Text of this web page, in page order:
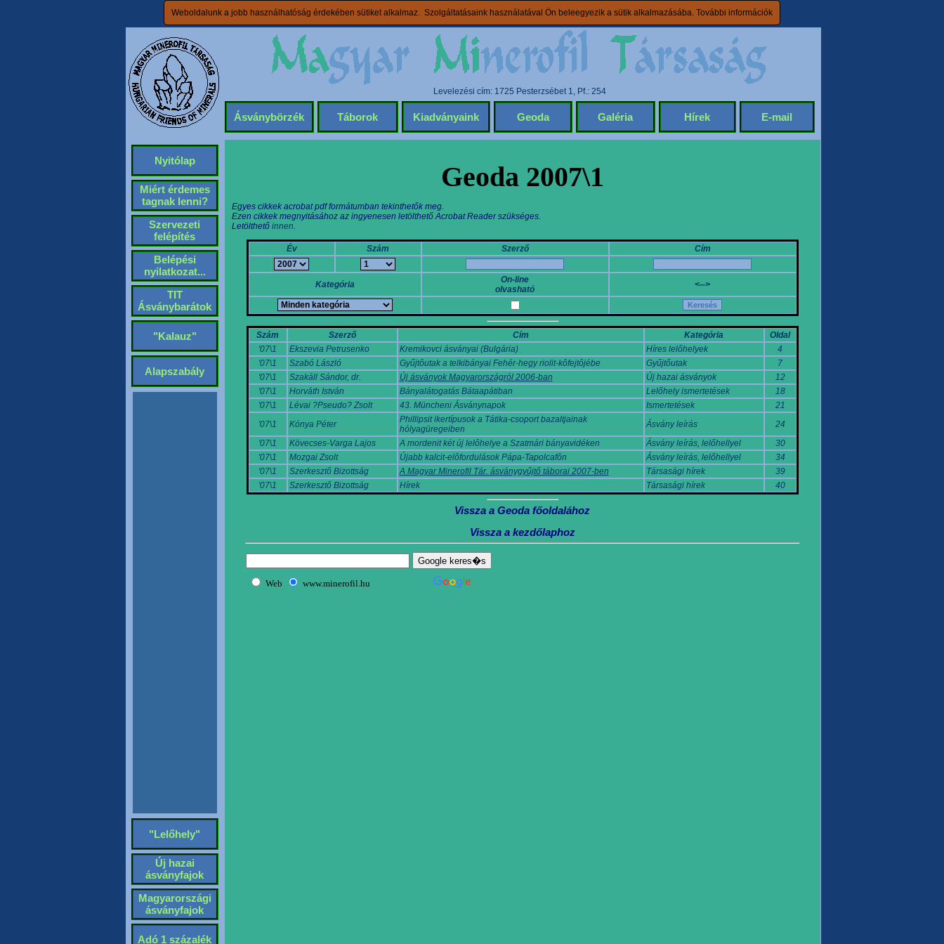
Weboldalunk a jobb használhatóság érdekében sütiket alkalmaz. Szolgáltatásaink használatával Ön beleegyezik a sütik alkalmazásába. További információk
Levelezési cím: 1725 Pesterzsébet 1, Pf.: 254
Ásványbörzék Táborok Kiadványaink Geoda Galéria Hírek E-mail
Nyitólap
Miért érdemes
tagnak lenni?
Szervezeti
felépítés
Belépési
nyilatkozat...
TIT
Ásványbarátok
"Kalauz"
Alapszabály
"Lelőhely"
Új hazai
ásványfajok
Magyarországi
ásványfajok
Adó 1 százalék
Geoda 2007\1
Egyes cikkek acrobat pdf formátumban tekinthetők meg.
Ezen cikkek megnyitásához az ingyenesen letölthető Acrobat Reader szükséges.
Letölthető innen.
Év Szám Szerző Cím
Kategória
On-line
olvasható
<-->
Szám Szerző Cím Kategória
Oldal
'07\1
Ekszevia Petrusenko Kremikovci ásványai (Bulgária) Híres lelőhelyek
4
'07\1
Szabó László Gyűjtôutak a telkibányai Fehér-hegy riolit-kôfejtôjébe Gyűjtőutak
7
'07\1
Szakáll Sándor, dr. Új ásványok Magyarországról 2006-ban Új hazai ásványok
12
'07\1
Horváth István Bányalátogatás Bátaapátiban Lelőhely ismertetések
18
'07\1
Lévai ?Pseudo? Zsolt 43. Müncheni Ásványnapok Ismertetések
21
'07\1
Kónya Péter
Phillipsit ikertípusok a Tátika-csoport bazaltjainak
hólyagüregeiben
Ásvány leírás
24
'07\1
Kövecses-Varga Lajos A mordenit két új lelôhelye a Szatmári bányavidéken Ásvány leírás, lelőhellyel
30
'07\1
Mozgai Zsolt Újabb kalcit-elôfordulások Pápa-Tapolcafôn Ásvány leírás, lelőhellyel
34
'07\1
Szerkesztő Bizottság A Magyar Minerofil Tár. ásványgyűjtő táborai 2007-ben Társasági hírek
39
'07\1
Szerkesztő Bizottság Hírek Társasági hírek 40
Vissza a Geoda főoldalához
Vissza a kezdőlaphoz